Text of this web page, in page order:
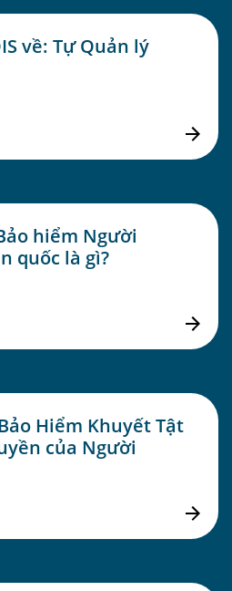
về: Tự Quản lý
hiểm Người
quốc là gì?
Hiểm Khuyết Tật
của Người